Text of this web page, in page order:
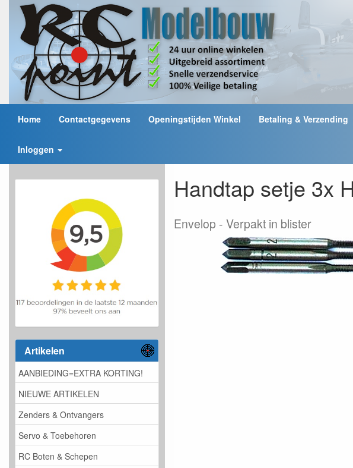
Home Contactgegevens Openingstijden Winkel Betaling & Verzending
Inloggen
Artikelen
AANBIEDING=EXTRA KORTING!
NIEUWE ARTIKELEN
Zenders & Ontvangers
Servo & Toebehoren
RC Boten & Schepen
Handtap setje 3x
Envelop Verpakt in blister